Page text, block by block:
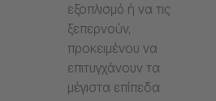
εξοπλισμό ή να τις
ξεπερνούν,
προκειμένου να
επιτυγχάνουν τα
μέγιστα επίπεδα